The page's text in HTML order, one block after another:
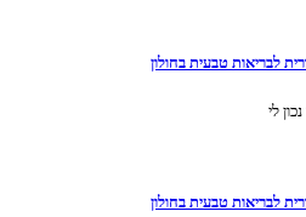
לבריאות טבעית בחולון
לי
לבריאות טבעית בחולון